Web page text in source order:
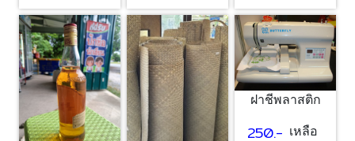
ฝาชีพลาสติก
250.- เหลือ